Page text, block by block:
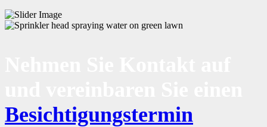
Besichtigungstermin